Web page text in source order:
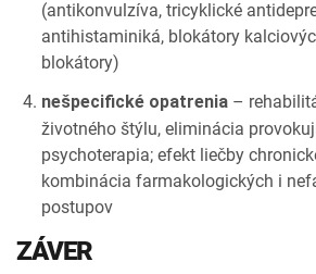
(antikonvulzíva, tricyklické
antihistaminiká, blokátory
blokátory)
nešpecifické opatrenia –
životného štýlu, eliminácia
psychoterapia; efekt liečby
kombinácia farmakologických i
postupov
ZÁVER